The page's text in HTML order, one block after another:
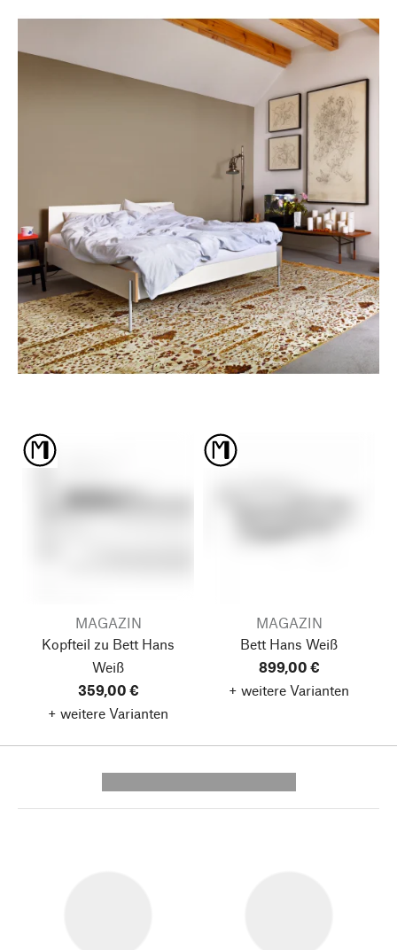
MAGAZIN
Kopfteil zu Bett Hans
Weiß
359,00 €
+ weitere Varianten
MAGAZIN
Bett Hans Weiß
899,00 €
+ weitere Varianten